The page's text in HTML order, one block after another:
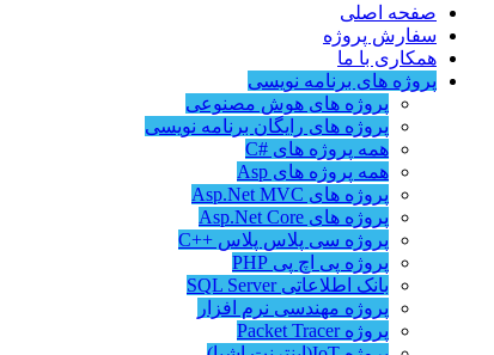
صفحه اصلی
سفارش پروژه
همکاری با ما
پروژه های برنامه نویسی
پروژه های هوش مصنوعی
پروژه های رایگان برنامه نویسی
همه پروژه های #C
همه پروژه های Asp
پروژه های Asp.Net MVC
پروژه های Asp.Net Core
پروژه سی پلاس پلاس ++C
پروژه پی اچ پی PHP
بانک اطلاعاتی SQL Server
پروژه مهندسی نرم افزار
پروژه Packet Tracer